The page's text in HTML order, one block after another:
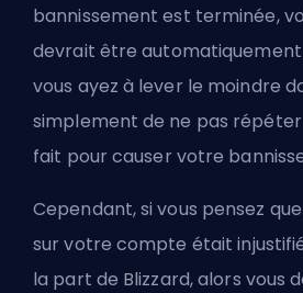
bannissement est terminée,
devrait être automatiquement
vous ayez à lever le moindre
simplement de ne pas répéter
fait pour causer votre
Cependant, si vous pensez
sur votre compte était
la part de Blizzard, alors vous